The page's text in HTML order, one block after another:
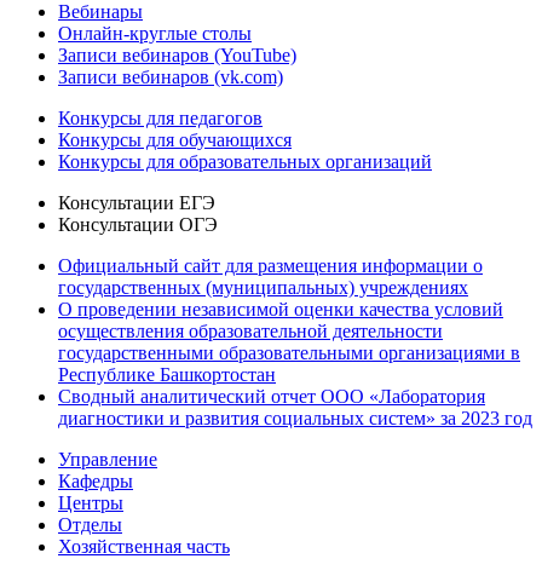
Вебинары
Онлайн-круглые столы
Записи вебинаров (YouTube)
Записи вебинаров (vk.com)
Конкурсы для педагогов
Конкурсы для обучающихся
Конкурсы для образовательных организаций
Консультации ЕГЭ
Консультации ОГЭ
Официальный сайт для размещения информации о
государственных (муниципальных) учреждениях
О проведении независимой оценки качества условий
осуществления образовательной деятельности
государственными образовательными организациями в
Республике Башкортостан
Сводный аналитический отчет ООО «Лаборатория
диагностики и развития социальных систем» за 2023 год
Управление
Кафедры
Центры
Отделы
Хозяйственная часть